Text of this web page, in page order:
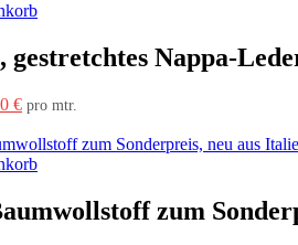
gestretchtes Nappa-
€
€Aktueller
ist:
19,00 €.
pro mtr.
zum